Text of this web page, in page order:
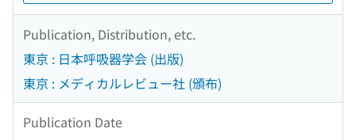
Publication, Distribution, etc.
東京 : 日本呼吸器学会 (出版)
東京 : メディカルレビュー社 (頒布)
Publication Date